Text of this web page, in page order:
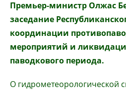
Премьер-министр Олжас
заседание
координации
мероприятий и
паводкового периода.
О гидрометеорологической